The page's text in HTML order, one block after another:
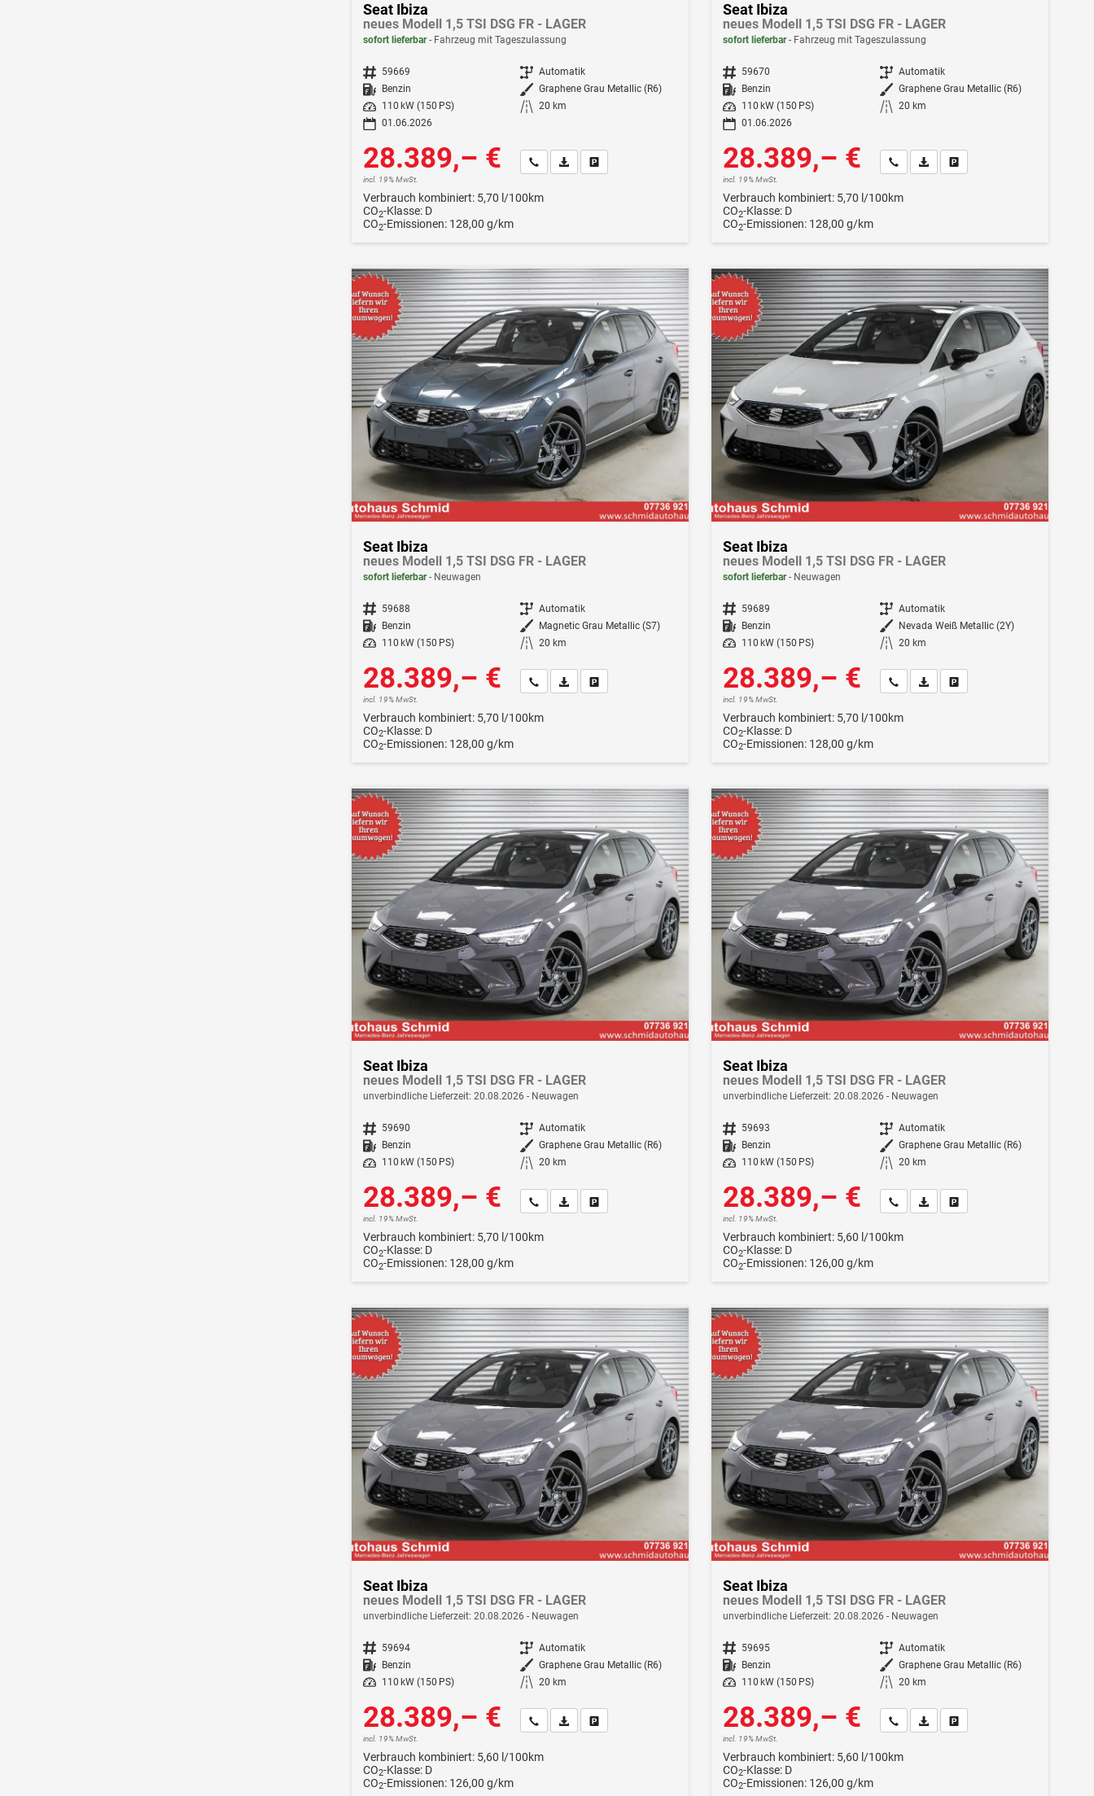
Seat Ibiza
neues Modell 1,5 TSI DSG FR - LAGER
sofort lieferbar Fahrzeug mit Tageszulassung
Fahrzeugnr. 59669 Getriebe Automatik
Kraftstoff
Benzin Außenfarbe Graphene Grau Metallic (R6)
Leistung
110 kW (150 PS) Kilometerstand 20 km
01.06.2026
28.389,– €
incl. 19% MwSt.
Wir rufen Sie an
Fahrzeugexposé (PDF)
Fahrzeug parken
Verbrauch kombiniert: 5,70 l/100km
CO2-Klasse: D
CO2-Emissionen: 128,00 g/km
Seat Ibiza
neues Modell 1,5 TSI DSG FR - LAGER
sofort lieferbar Fahrzeug mit Tageszulassung
Fahrzeugnr. 59670 Getriebe Automatik
Kraftstoff
Benzin Außenfarbe Graphene Grau Metallic (R6)
Leistung
110 kW (150 PS) Kilometerstand 20 km
01.06.2026
28.389,– €
incl. 19% MwSt.
Wir rufen Sie an
Fahrzeugexposé (PDF)
Fahrzeug parken
Verbrauch kombiniert: 5,70 l/100km
CO2-Klasse: D
CO2-Emissionen: 128,00 g/km
Seat Ibiza
neues Modell 1,5 TSI DSG FR - LAGER
sofort lieferbar Neuwagen
Fahrzeugnr. 59688 Getriebe Automatik
Kraftstoff Benzin Außenfarbe Magnetic Grau Metallic (S7)
Leistung
110 kW (150 PS) Kilometerstand 20 km
28.389,– €
incl. 19% MwSt.
Wir rufen Sie an
Fahrzeugexposé (PDF)
Fahrzeug parken
Verbrauch kombiniert: 5,70 l/100km
CO2-Klasse: D
CO2-Emissionen: 128,00 g/km
Seat Ibiza
neues Modell 1,5 TSI DSG FR - LAGER
sofort lieferbar Neuwagen
Fahrzeugnr. 59689 Getriebe Automatik
Kraftstoff Benzin Außenfarbe Nevada Weiß Metallic (2Y)
Leistung
110 kW (150 PS) Kilometerstand 20 km
28.389,– €
incl. 19% MwSt.
Wir rufen Sie an
Fahrzeugexposé (PDF)
Fahrzeug parken
Verbrauch kombiniert: 5,70 l/100km
CO2-Klasse: D
CO2-Emissionen: 128,00 g/km
Seat Ibiza
neues Modell 1,5 TSI DSG FR - LAGER
unverbindliche Lieferzeit: 20.08.2026 Neuwagen
Fahrzeugnr. 59690 Getriebe Automatik
Kraftstoff
Benzin Außenfarbe Graphene Grau Metallic (R6)
Leistung
110 kW (150 PS) Kilometerstand 20 km
28.389,– €
incl. 19% MwSt.
Wir rufen Sie anFahrzeugexposé (PDF)
Fahrzeug parken
Verbrauch kombiniert: 5,70 l/100km
CO2-Klasse: D
CO2-Emissionen: 128,00 g/km
Seat Ibiza
neues Modell 1,5 TSI DSG FR - LAGER
unverbindliche Lieferzeit: 20.08.2026 Neuwagen
Fahrzeugnr. 59693 Getriebe Automatik
Kraftstoff
Benzin Außenfarbe Graphene Grau Metallic (R6)
Leistung
110 kW (150 PS) Kilometerstand 20 km
28.389,– €
incl. 19% MwSt.
Wir rufen Sie anFahrzeugexposé (PDF)
Fahrzeug parken
Verbrauch kombiniert: 5,60 l/100km
CO2-Klasse: D
CO2-Emissionen: 126,00 g/km
Seat Ibiza
neues Modell 1,5 TSI DSG FR - LAGER
unverbindliche Lieferzeit: 20.08.2026 Neuwagen
Fahrzeugnr. 59694 Getriebe Automatik
Kraftstoff Benzin Außenfarbe Graphene Grau Metallic (R6)
Leistung
110 kW (150 PS) Kilometerstand 20 km
28.389,– €
incl. 19% MwSt.
Wir rufen Sie an
Fahrzeugexposé (PDF)
Fahrzeug parken
Verbrauch kombiniert: 5,60 l/100km
CO2-Klasse: D
CO2-Emissionen: 126,00 g/km
Seat Ibiza
neues Modell 1,5 TSI DSG FR - LAGER
unverbindliche Lieferzeit: 20.08.2026 Neuwagen
Fahrzeugnr. 59695 Getriebe Automatik
Kraftstoff Benzin Außenfarbe Graphene Grau Metallic (R6)
Leistung
110 kW (150 PS) Kilometerstand 20 km
28.389,– €
incl. 19% MwSt.
Wir rufen Sie an
Fahrzeugexposé (PDF)
Fahrzeug parken
Verbrauch kombiniert: 5,60 l/100km
CO2-Klasse: D
CO2-Emissionen: 126,00 g/km